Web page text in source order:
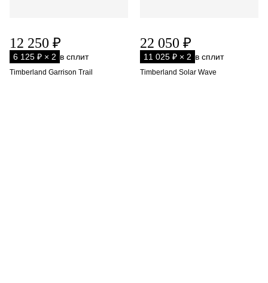
12 250 ₽
6 125 ₽ × 2 в сплит
Timberland Garrison Trail
22 050 ₽
11 025 ₽ × 2 в сплит
Timberland Solar Wave